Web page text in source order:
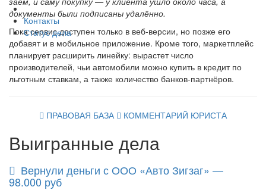
Контакты
Статус дела
документы были подписаны удалённо.
Пока сервис доступен только в веб-версии, но позже его
добавят и в мобильное приложение. Кроме того, маркетплейс
планирует расширить линейку: вырастет число
производителей, чьи автомобили можно купить в кредит по
льготным ставкам, а также количество банков-партнёров.
ПРАВОВАЯ БАЗА КОММЕНТАРИЙ ЮРИСТА
Выигранные дела
Вернули деньги с ООО «Авто Зигзаг» —
98.000 руб